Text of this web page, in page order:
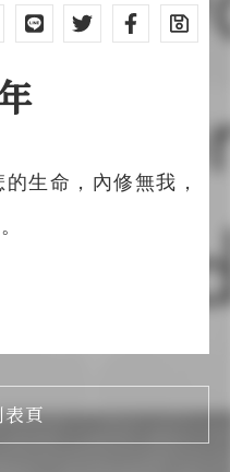
生命，內修無我，
頁